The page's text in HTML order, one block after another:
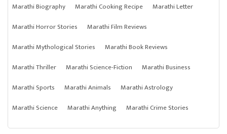
Marathi Biography
Marathi Cooking Recipe
Marathi Letter
Marathi Horror Stories
Marathi Film Reviews
Marathi Mythological Stories
Marathi Book Reviews
Marathi Thriller
Marathi Science-Fiction
Marathi Business
Marathi Sports
Marathi Animals
Marathi Astrology
Marathi Science
Marathi Anything Marathi Crime Stories